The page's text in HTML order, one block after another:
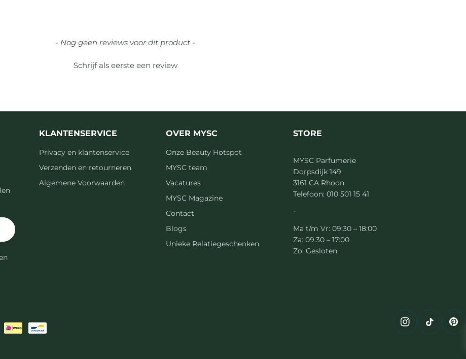
- Nog geen reviews voor dit product -
Schrijf als eerste een review
KLANTENSERVICE
Privacy en klantenservice
Verzenden en retourneren
Algemene Voorwaarden
OVER MYSC
Onze Beauty Hotspot
MYSC team
Vacatures
MYSC Magazine
Contact
Blogs
Unieke Relatiegeschenken
STORE
MYSC Parfumerie
Dorpsdijk 149
3161 CA Rhoon
Telefoon: 010 501 15 41
-
Ma t/m Vr: 09:30 – 18:00
Za: 09:30 – 17:00
Zo: Gesloten
Instagram
TikTok